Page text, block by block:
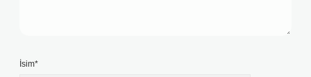
İsim*